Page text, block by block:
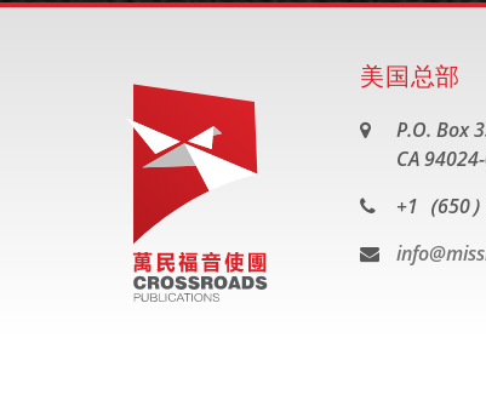
美国总部
P.O. Box
CA
+1（650